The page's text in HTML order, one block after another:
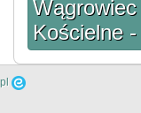
Kościelne